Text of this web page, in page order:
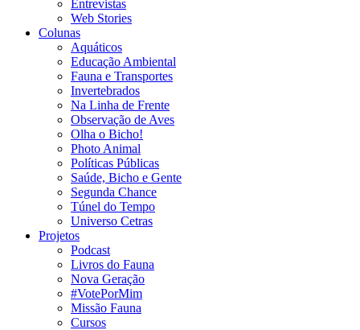
Entrevistas
Web Stories
Colunas
Aquáticos
Educação Ambiental
Fauna e Transportes
Invertebrados
Na Linha de Frente
Observação de Aves
Olha o Bicho!
Photo Animal
Políticas Públicas
Saúde, Bicho e Gente
Segunda Chance
Túnel do Tempo
Universo Cetras
Projetos
Podcast
Livros do Fauna
Nova Geração
#VotePorMim
Missão Fauna
Cursos